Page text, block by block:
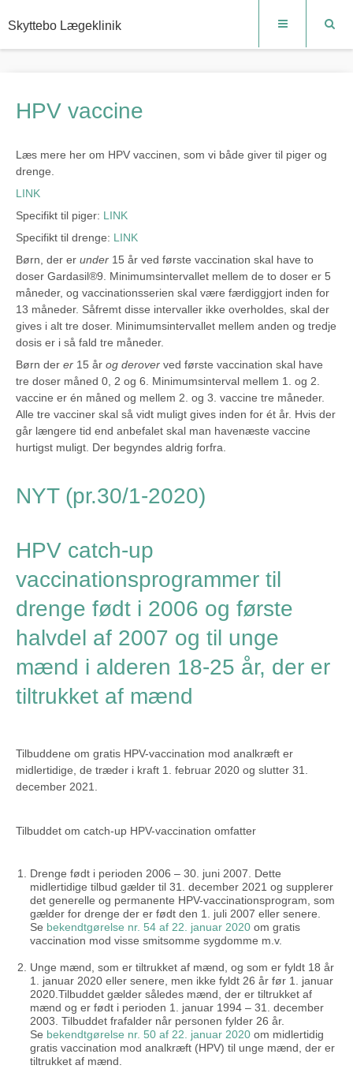
Skyttebo Lægeklinik
HPV vaccine
Læs mere her om HPV vaccinen, som vi både giver til piger og
drenge.
LINK
Specifikt til piger: LINK
Specifikt til drenge: LINK
Børn, der er under 15 år ved første vaccination skal have to
doser Gardasil®9. Minimumsintervallet mellem de to doser er 5
måneder, og vaccinationsserien skal være færdiggjort inden for
13 måneder. Såfremt disse intervaller ikke overholdes, skal der
gives i alt tre doser. Minimumsintervallet mellem anden og tredje
dosis er i så fald tre måneder.
Børn der er 15 år og derover ved første vaccination skal have
tre doser måned 0, 2 og 6. Minimumsinterval mellem 1. og 2.
vaccine er én måned og mellem 2. og 3. vaccine tre måneder.
Alle tre vacciner skal så vidt muligt gives inden for ét år. Hvis der
går længere tid end anbefalet skal man havenæste vaccine
hurtigst muligt. Der begyndes aldrig forfra.
NYT (pr.30/1-2020)
HPV catch-up
vaccinationsprogrammer til
drenge født i 2006 og første
halvdel af 2007 og til unge
mænd i alderen 18-25 år, der er
tiltrukket af mænd
Tilbuddene om gratis HPV-vaccination mod analkræft er
midlertidige, de træder i kraft 1. februar 2020 og slutter 31.
december 2021.
Tilbuddet om catch-up HPV-vaccination omfatter
Drenge født i perioden 2006 – 30. juni 2007. Dette
midlertidige tilbud gælder til 31. december 2021 og supplerer
det generelle og permanente HPV-vaccinationsprogram, som
gælder for drenge der er født den 1. juli 2007 eller senere.
Se bekendtgørelse nr. 54 af 22. januar 2020om gratis
vaccination mod visse smitsomme sygdomme m.v.
Unge mænd, som er tiltrukket af mænd, og som er fyldt 18 år
1. januar 2020 eller senere, men ikke fyldt 26 år før 1. januar
2020.Tilbuddet gælder således mænd, der er tiltrukket af
mænd og er født i perioden 1. januar 1994 – 31. december
2003. Tilbuddet frafalder når personen fylder 26 år.
Se bekendtgørelse nr. 50 af 22. januar 2020om midlertidig
gratis vaccination mod analkræft (HPV) til unge mænd, der er
tiltrukket af mænd.